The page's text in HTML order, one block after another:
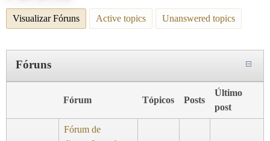
Visualizar Fóruns (aba ativa)
Active topics Unanswered topics
Fóruns
Fórum Tópicos Posts
Último
post
Fórum de